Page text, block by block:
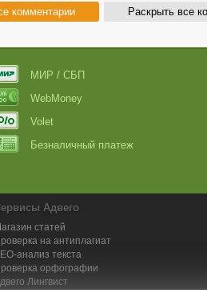
комментарии Раскрыть все
МИР / СБП
WebMoney
Volet
Безналичный платеж
Адвего
статей
на антиплагиат
анализ текста
орфографии
Лингвист